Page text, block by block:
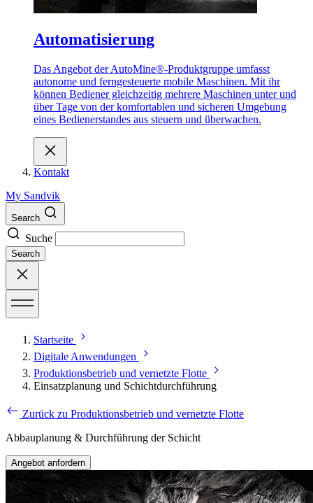
Automatisierung
Das Angebot der AutoMine®-Produktgruppe umfasst
autonome und ferngesteuerte mobile Maschinen. Mit ihr
können Bediener gleichzeitig mehrere Maschinen unter und
über Tage von der komfortablen und sicheren Umgebung
eines Bedienerstandes aus steuern und überwachen.
Kontakt
My Sandvik
Search
Suche
Search
Startseite
Digitale Anwendungen
Produktionsbetrieb und vernetzte Flotte
Einsatzplanung und Schichtdurchführung
Zurück zu Produktionsbetrieb und vernetzte Flotte
Abbauplanung & Durchführung der Schicht
Angebot anfordern